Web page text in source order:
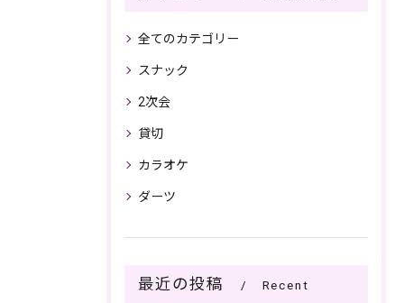
全てのカテゴリー
スナック
2次会
貸切
カラオケ
ダーツ
最近の投稿
Recent